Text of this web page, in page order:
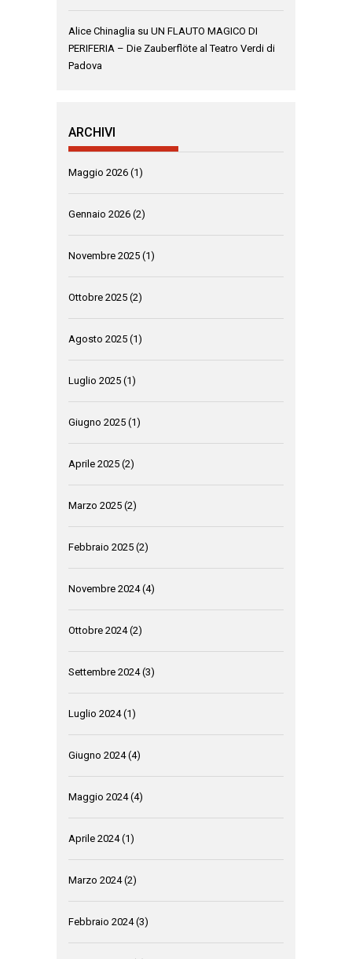
Alice Chinaglia su UN FLAUTO MAGICO DI
PERIFERIA – Die Zauberflöte al Teatro Verdi di
Padova
ARCHIVI
Maggio 2026 (1)
Gennaio 2026 (2)
Novembre 2025 (1)
Ottobre 2025 (2)
Agosto 2025 (1)
Luglio 2025 (1)
Giugno 2025 (1)
Aprile 2025 (2)
Marzo 2025 (2)
Febbraio 2025 (2)
Novembre 2024(4)
Ottobre 2024(2)
Settembre 2024(3)
Luglio 2024(1)
Giugno 2024(4)
Maggio 2024(4)
Aprile 2024(1)
Marzo 2024(2)
Febbraio 2024(3)